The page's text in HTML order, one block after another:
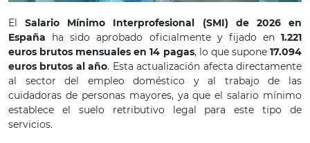
ElSalario Mínimo Interprofesional (SMI) de 2026 en
España
ha sido aprobado oficialmente y fijado en 1.221
euros brutos mensuales en 14 pagas, lo que supone 17.094
euros brutos al año. Esta actualización afecta directamente
al sector del empleo doméstico y al trabajo de las
cuidadoras de personas mayores, ya que el salario mínimo
establece el suelo retributivo legal para este tipo de
servicios.